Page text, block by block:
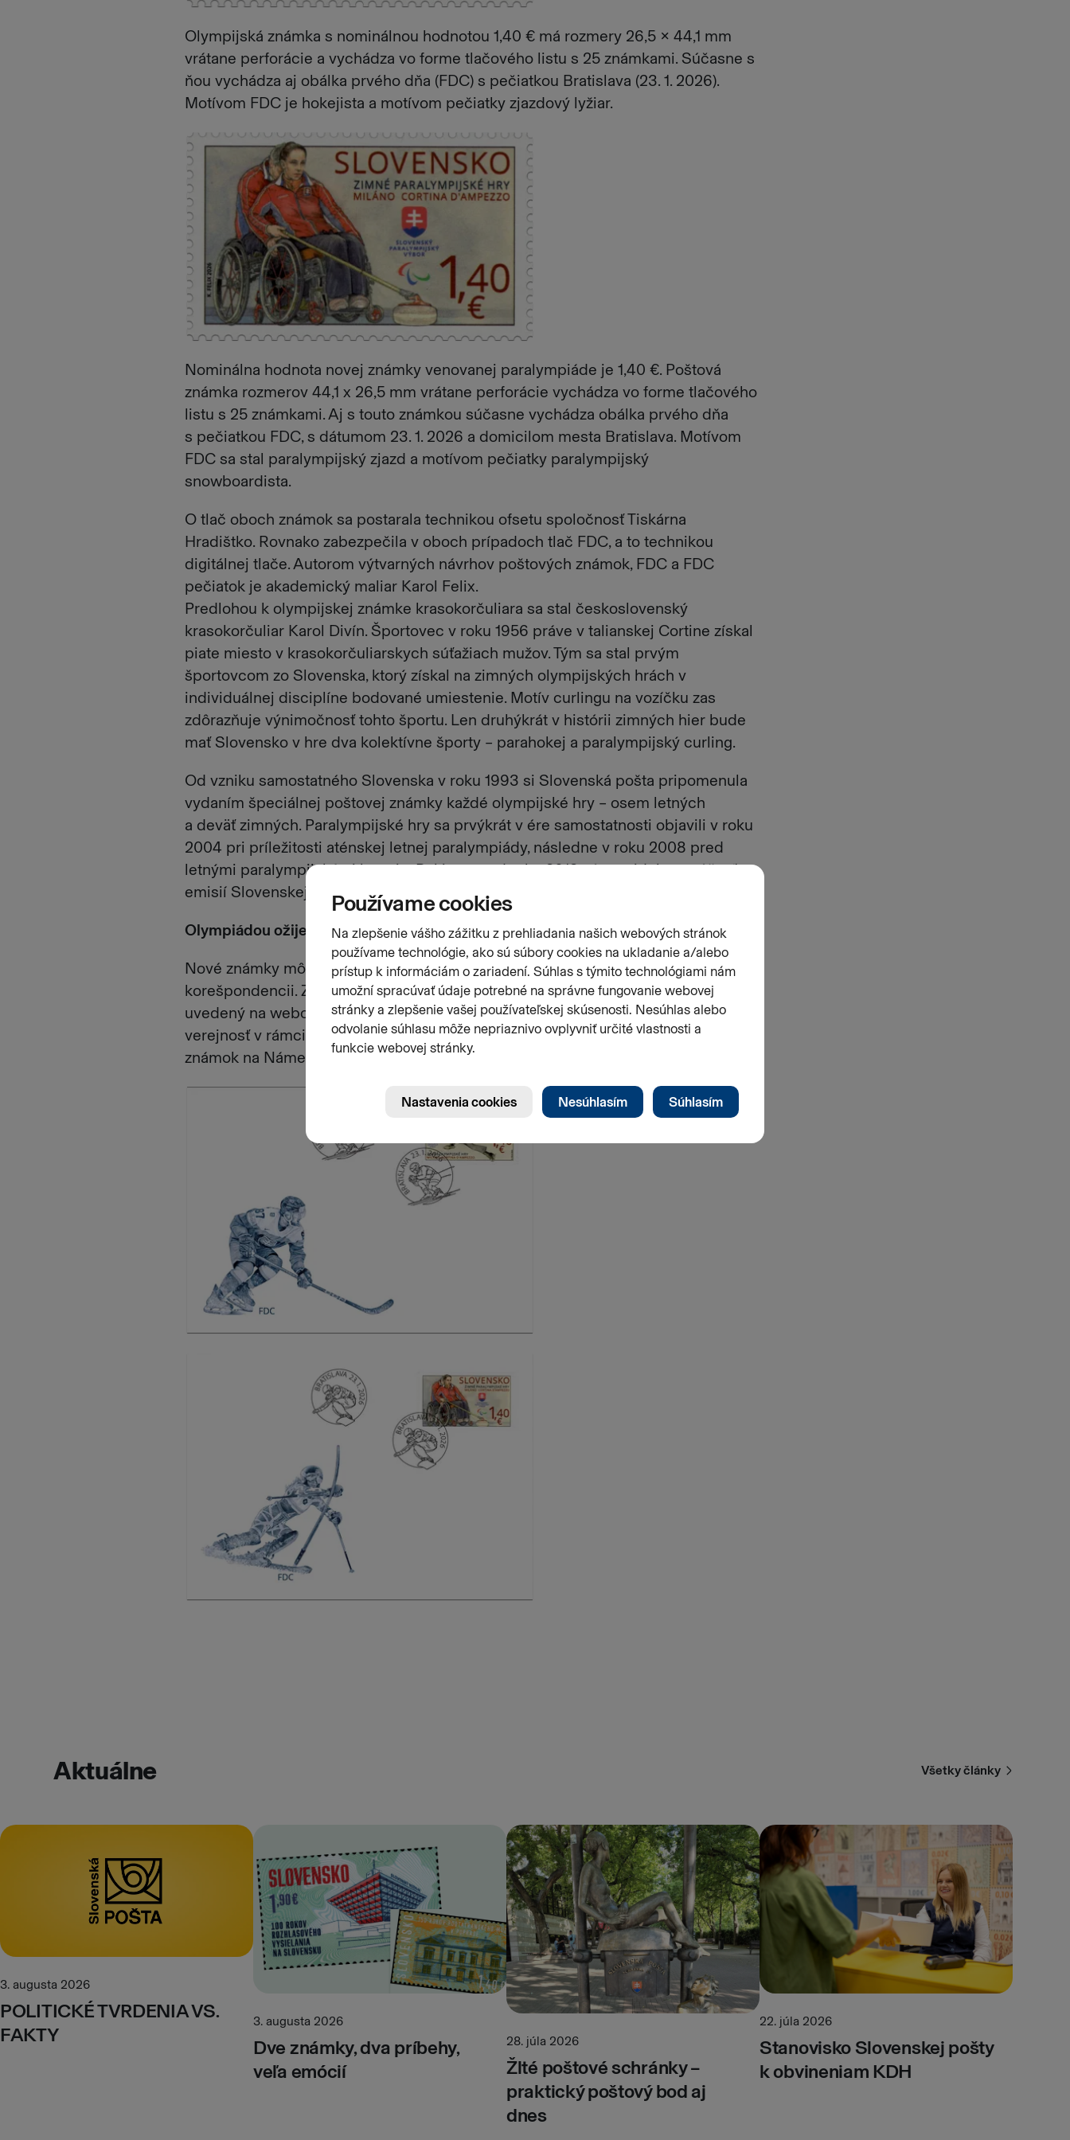
Olympijská známka s nominálnou hodnotou 1,40 € má rozmery 26,5 × 44,1 mm
vrátane perforácie a vychádza vo forme tlačového listu s 25 známkami. Súčasne s
ňou vychádza aj obálka prvého dňa (FDC) s pečiatkou Bratislava (23. 1. 2026).
Motívom FDC je hokejista a motívom pečiatky zjazdový lyžiar.
Nominálna hodnota novej známky venovanej paralympiáde je 1,40 €. Poštová
známka rozmerov 44,1 x 26,5 mm vrátane perforácie vychádza vo forme tlačového
listu s 25 známkami. Aj s touto známkou súčasne vychádza obálka prvého dňa
s pečiatkou FDC, s dátumom 23. 1. 2026 a domicilom mesta Bratislava. Motívom
FDC sa stal paralympijský zjazd a motívom pečiatky paralympijský
snowboardista.
O tlač oboch známok sa postarala technikou ofsetu spoločnosť Tiskárna
Hradištko. Rovnako zabezpečila v oboch prípadoch tlač FDC, a to technikou
digitálnej tlače. Autorom výtvarných návrhov poštových známok, FDC a FDC
pečiatok je akademický maliar Karol Felix.
Predlohou k olympijskej známke krasokorčuliara sa stal československý
krasokorčuliar Karol Divín. Športovec v roku 1956 práve v talianskej Cortine získal
piate miesto v krasokorčuliarskych súťažiach mužov. Tým sa stal prvým
športovcom zo Slovenska, ktorý získal na zimných olympijských hrách v
individuálnej disciplíne bodované umiestenie. Motív curlingu na vozíčku zas
zdôrazňuje výnimočnosť tohto športu. Len druhýkrát v histórii zimných hier bude
mať Slovensko v hre dva kolektívne športy – parahokej a paralympijský curling.
Od vzniku samostatného Slovenska v roku 1993 si Slovenská pošta pripomenula
vydaním špeciálnej poštovej známky každé olympijské hry – osem letných
a deväť zimných. Paralympijské hry sa prvýkrát v ére samostatnosti objavili v roku
2004 pri príležitosti aténskej letnej paralympiády, následne v roku 2008 pred
letnými paralympijskými hrami v Pekingu a od roku 2012 sú pravidelnou súčasťou
emisií Slovenskej pošty.
Olympiádou ožije aj Galéria poštových známok
Nové známky môže využiť ktokoľvek, sú určené na bežné používanie v
korešpondencii. Známky sú dostupné na vybraných poštách, ktorých zoznam je
uvedený na webovej stránkewww.pofis.sk. Známky si bude môcť pozrieť aj široká
verejnosť v rámci pripravovanej špecializovanej výstavy v Galérii poštových
známok na Námestí SNP v Bratislave. Vstup do galérie je bezplatný.
Aktuálne Všetky články
3. augusta 2026
POLITICKÉ TVRDENIA VS.
FAKTY
3. augusta 2026
Dve známky, dva príbehy,
veľa emócií
28. júla 2026
Žlté poštové schránky –
praktický poštový bod aj
dnes
22. júla 2026
Stanovisko Slovenskej pošty
k obvineniam KDH